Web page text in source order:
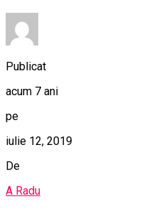
Publicat
acum 7 ani
pe
iulie 12, 2019
De
A Radu